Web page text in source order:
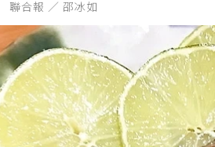
聯合報 ／ 邵冰如